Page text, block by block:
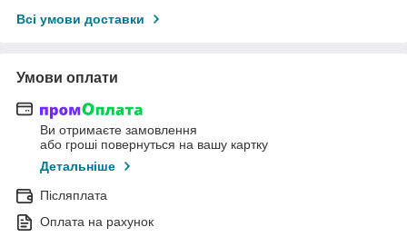
Всі умови доставки
Умови оплати
Ви отримаєте замовлення
або гроші повернуться на вашу картку
Детальніше
Післяплата
Оплата на рахунок